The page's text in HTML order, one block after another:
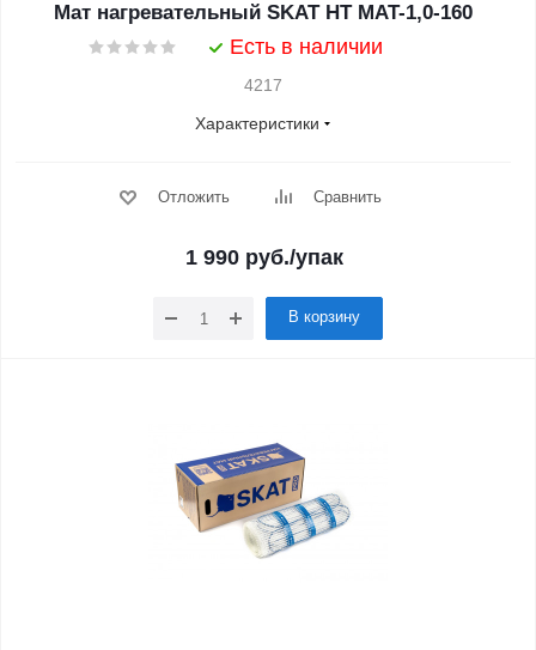
Мат нагревательный SKAT HT MAT-1,0-160
Есть в наличии
4217
Характеристики
Отложить Сравнить
1 990руб./упак
В корзину